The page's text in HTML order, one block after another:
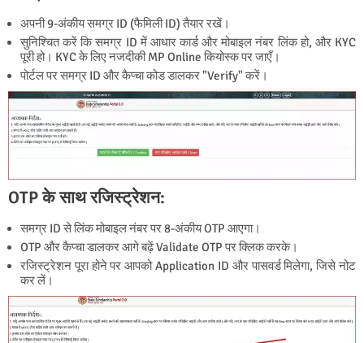
अपनी 9-अंकीय समग्र ID (फैमिली ID) तैयार रखें।
सुनिश्चित करें कि समग्र ID में आधार कार्ड और मोबाइल नंबर लिंक हो, और KYC
पूरी हो। KYC के लिए नजदीकी MP Online कियोस्क पर जाएँ।
पोर्टल पर समग्र ID और कैप्चा कोड डालकर "Verify" करें।
OTP के साथ रजिस्ट्रेशन:
समग्र ID से लिंक मोबाइल नंबर पर 8-अंकीय OTP आएगा।
OTP और कैप्चा डालकर आगे बढ़ें Validate OTP पर क्लिक करके।
रजिस्ट्रेशन पूरा होने पर आपको Application ID और पासवर्ड मिलेगा, जिसे नोट
कर लें।